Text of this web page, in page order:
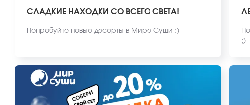
СЛАДКИЕ НАХОДКИ СО ВСЕГО СВЕТА!
Попробуйте новые десерты в Мире Суши :)
;)